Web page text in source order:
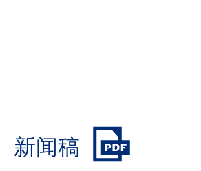
新闻稿